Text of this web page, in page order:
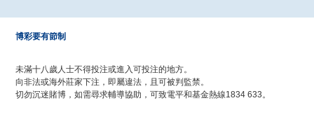
博彩要有節制
未滿十八歲人士不得投注或進入可投注的地方。
向非法或海外莊家下注，即屬違法，且可被判監禁。
切勿沉迷賭博，如需尋求輔導協助，可致電平和基金熱線1834 633。